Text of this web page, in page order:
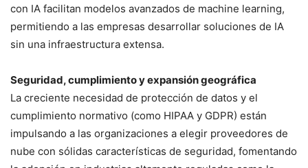
con IA facilitan modelos avanzados de machine learning,
permitiendo a las empresas desarrollar soluciones de IA
sin una infraestructura extensa.
Seguridad, cumplimiento y expansión geográfica
La creciente necesidad de protección de datos y el
cumplimiento normativo (como HIPAA y GDPR) están
impulsando a las organizaciones a elegir proveedores de
nube con sólidas características de seguridad, fomentando